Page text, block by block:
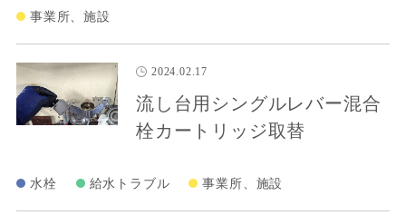
事業所、施設
2024.02.17
流し台用シングルレバー混合
栓カートリッジ取替
水栓 給水トラブル 事業所、施設